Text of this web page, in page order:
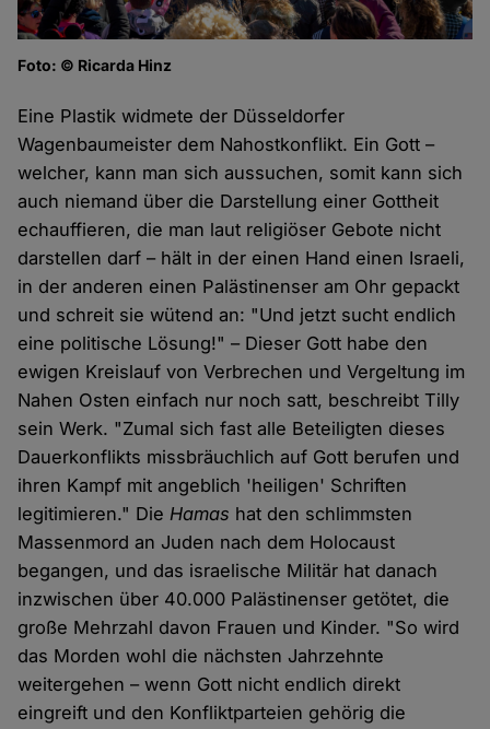
Foto: © Ricarda Hinz
Eine Plastik widmete der Düsseldorfer
Wagenbaumeister dem Nahostkonflikt. Ein Gott –
welcher, kann man sich aussuchen, somit kann sich
auch niemand über die Darstellung einer Gottheit
echauffieren, die man laut religiöser Gebote nicht
darstellen darf – hält in der einen Hand einen Israeli,
in der anderen einen Palästinenser am Ohr gepackt
und schreit sie wütend an: "Und jetzt sucht endlich
eine politische Lösung!" – Dieser Gott habe den
ewigen Kreislauf von Verbrechen und Vergeltung im
Nahen Osten einfach nur noch satt, beschreibt Tilly
sein Werk. "Zumal sich fast alle Beteiligten dieses
Dauerkonflikts missbräuchlich auf Gott berufen und
ihren Kampf mit angeblich 'heiligen' Schriften
legitimieren." DieHamas hat den schlimmsten
Massenmord an Juden nach dem Holocaust
begangen, und das israelische Militär hat danach
inzwischen über 40.000 Palästinenser getötet, die
große Mehrzahl davon Frauen und Kinder. "So wird
das Morden wohl die nächsten Jahrzehnte
weitergehen ­­­­– wenn Gott nicht endlich direkt
eingreift und den Konfliktparteien gehörig die